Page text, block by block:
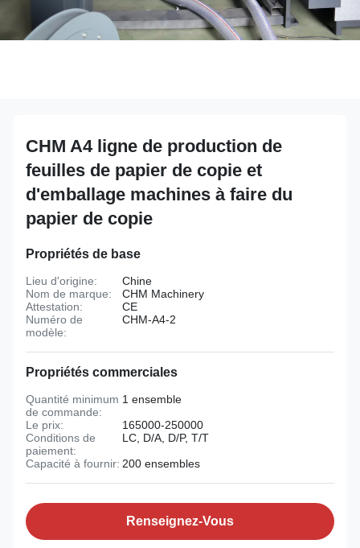
CHM A4 ligne de production de
feuilles de papier de copie et
d'emballage machines à faire du
papier de copie
Propriétés de base
Lieu d'origine:
Chine
Nom de marque:
CHM Machinery
Attestation:
CE
Numéro de
modèle:
CHM-A4-2
Propriétés commerciales
Quantité minimum
de commande:
1 ensemble
Le prix:
165000-250000
Conditions de
paiement:
LC, D/A, D/P, T/T
Capacité à fournir: 200 ensembles
Renseignez-Vous